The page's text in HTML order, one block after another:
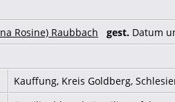
Rosine) Raubbach gest. Datum
Kauffung, Kreis Goldberg,